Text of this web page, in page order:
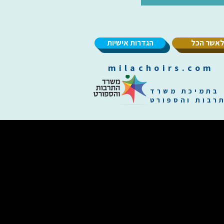
הגדרות אישיות לאשר הכל
בתמיכת משרד
והספורט